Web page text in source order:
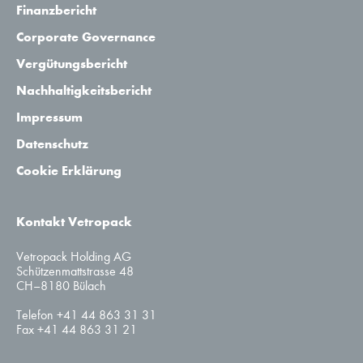
Finanzbericht
Corporate Governance
Vergütungsbericht
Nachhaltigkeitsbericht
Impressum
Datenschutz
Cookie Erklärung
Kontakt Vetropack
Vetropack Holding AG
Schützenmattstrasse 48
CH–8180 Bülach
Telefon +41 44 863 31 31
Fax +41 44 863 31 21